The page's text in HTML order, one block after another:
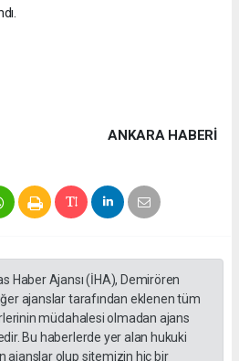
ANKARA HABERİ
Haber Ajansı (İHA), Demirören
ajanslar tarafından eklenen tüm
müdahalesi olmadan ajans
Bu haberlerde yer alan hukuki
ajanslar olup sitemizin hiç bir